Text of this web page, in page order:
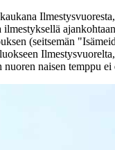
ilmestyksellä
(seitsemän
nuoren naisen temppu ei